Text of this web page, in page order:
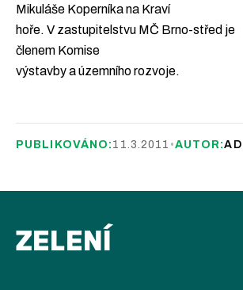
Mikuláše Koperníka na Kraví
hoře. V zastupitelstvu MČ Brno-střed je
členem Komise
výstavby a územního rozvoje.
PUBLIKOVÁNO: 11.3.2011 •AUTOR:
ZELENÍ